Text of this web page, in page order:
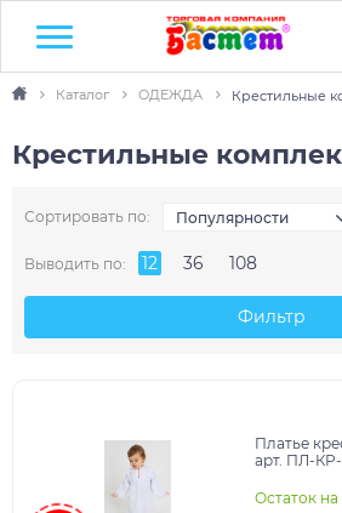
Каталог ОДЕЖДА Крестильные
Крестильные
Сортировать по: Популярности
Выводить по: 12 36 108
Фильтр
Платье
арт. ПЛ-
Остаток на